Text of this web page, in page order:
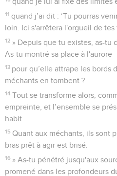
11 quand j’ai dit : ‘Tu pourras
loin. Ici s'arrêtera l'orgueil de tes
12 » Depuis que tu existes, as-tu
As-tu montré sa place à l'aurore
13 pour qu’elle attrape les bords
méchants en tombent ?
14 Tout se transforme alors,
empreinte, et l’ensemble se
habit.
15 Quant aux méchants, ils sont
bras prêt à agir est brisé.
16 » As-tu pénétré jusqu'aux
promené dans les profondeurs